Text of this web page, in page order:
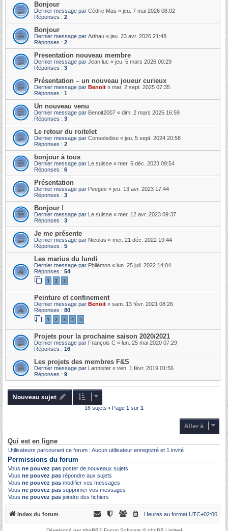
Bonjour
Dernier message par Cédric Mas « jeu. 7 mai 2026 08:02
Réponses : 2
Bonjour
Dernier message par Arthau « jeu. 23 avr. 2026 21:48
Réponses : 2
Presentation nouveau membre
Dernier message par Jean luc « jeu. 5 mars 2026 00:29
Réponses : 3
Présentation – un nouveau joueur curieux
Dernier message par Benoit « mar. 2 sept. 2025 07:35
Réponses : 1
Un nouveau venu
Dernier message par Benoit2007 « dim. 2 mars 2025 16:59
Réponses : 3
Le retour du roitelet
Dernier message par Conseledise « jeu. 5 sept. 2024 20:58
Réponses : 2
bonjour à tous
Dernier message par Le suisse « mer. 6 déc. 2023 09:54
Réponses : 6
Présentation
Dernier message par Peegee « jeu. 13 avr. 2023 17:44
Réponses : 3
Bonjour !
Dernier message par Le suisse « mer. 12 avr. 2023 09:37
Réponses : 3
Je me présente
Dernier message par Nicolas « mer. 21 déc. 2022 19:44
Réponses : 5
Les marius du lundi
Dernier message par Philémon « lun. 25 juil. 2022 14:04
Réponses : 54
1 2 3
Peinture et confinement
Dernier message par Benoit « sam. 13 févr. 2021 08:26
Réponses : 80
1 2 3 4 5
Projets pour la prochaine saison 2020/2021
Dernier message par François C « lun. 25 mai 2020 07:29
Réponses : 16
Les projets des membres F&S
Dernier message par Lannister « ven. 1 févr. 2019 01:56
Réponses : 9
Nouveau sujet
16 sujets • Page 1 sur 1
Aller à
Qui est en ligne
Utilisateurs parcourant ce forum : Aucun utilisateur enregistré et 1 invité
Permissions du forum
Vous ne pouvez pas poster de nouveaux sujets
Vous ne pouvez pas répondre aux sujets
Vous ne pouvez pas modifier vos messages
Vous ne pouvez pas supprimer vos messages
Vous ne pouvez pas joindre des fichiers
Index du forum Heures au format UTC+02:00